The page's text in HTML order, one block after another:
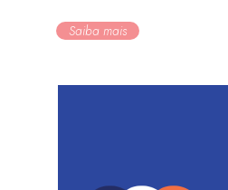
Saiba mais